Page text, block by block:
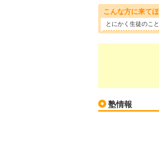
こんな方に来て
とにかく生徒のこ
塾情報